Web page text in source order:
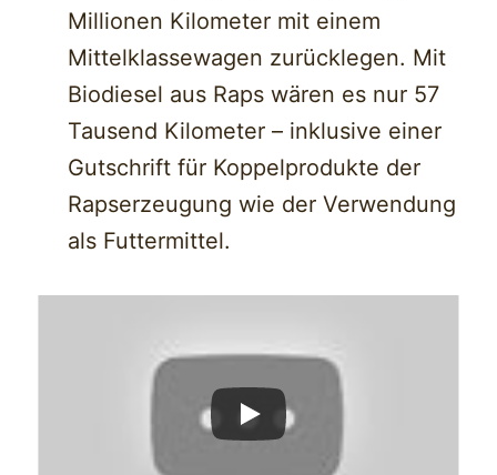
Millionen Kilometer mit einem
Mittelklassewagen zurücklegen. Mit
Biodiesel aus Raps wären es nur 57
Tausend Kilometer – inklusive einer
Gutschrift für Koppelprodukte der
Rapserzeugung wie der Verwendung
als Futtermittel.